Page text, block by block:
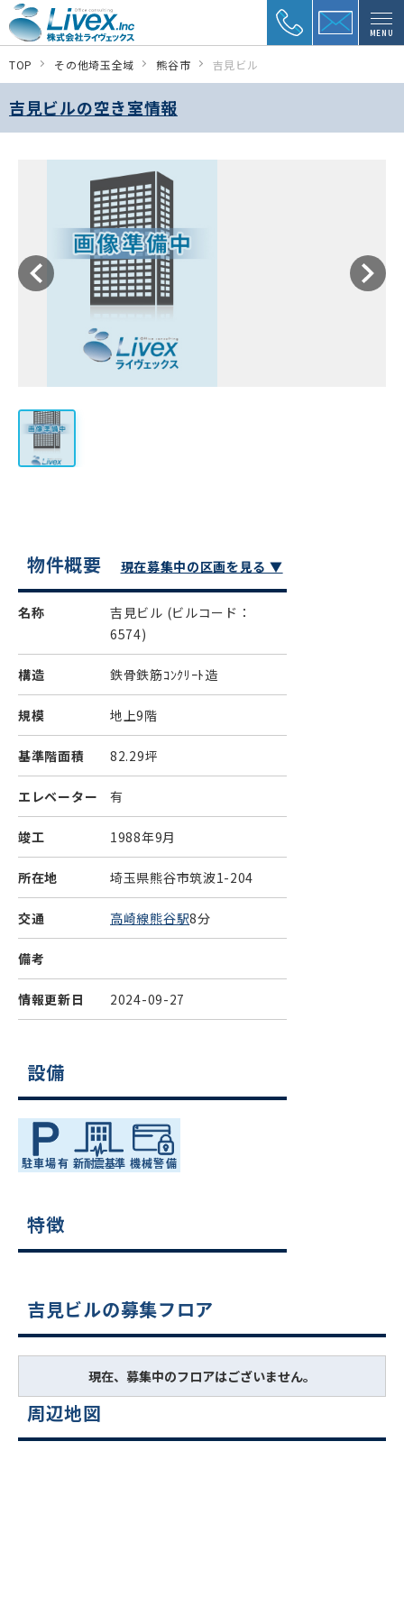
MENU
TOP その他埼玉全域 熊谷市 吉見ビル
吉見ビルの空き室情報
物件概要 現在募集中の区画を見る ▼
名称 吉見ビル (ビルコード：
6574)
構造 鉄骨鉄筋ｺﾝｸﾘｰﾄ造
規模 地上9階
基準階面積 82.29坪
エレベーター 有
竣工 1988年9月
所在地 埼玉県熊谷市筑波1-204
交通 高崎線熊谷駅8分
備考
情報更新日 2024-09-27
設備
特徴
吉見ビルの募集フロア
現在、募集中のフロアはございません。
周辺地図